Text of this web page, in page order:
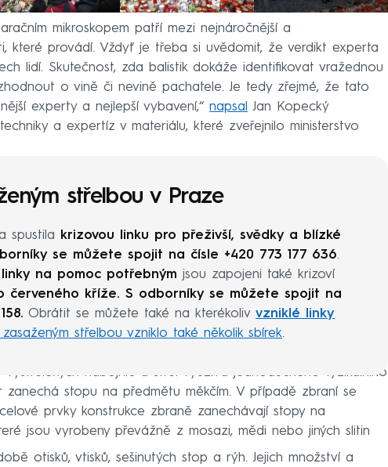
mikroskopem patří mezi nejnáročnější a
které provádí. Vždyť je třeba si uvědomit, že verdikt experta
lidí. Skutečnost, zda balistik dokáže identifikovat vražednou
o vině či nevině pachatele. Je tedy zřejmé, že tato
experty a nejlepší vybavení,“ napsal Jan Kopecký
a expertíz v materiálu, které zveřejnilo ministerstvo
střelbou v Praze
spustila
krizovou linku pro přeživší, svědky a blízké
se můžete spojit na čísle +420 773 177 636.
na pomoc potřebným jsou zapojeni také krizoví
červeného kříže. S odborníky se můžete spojit na
Obrátit se můžete také na kterékoliv vzniklé linky
střelbou vzniklo také několik sbírek.
vystřelených nábojnic a střel využívá jednoduchého fyzikálního
zanechá stopu na předmětu měkčím. V případě zbraní se
prvky konstrukce zbraně zanechávají stopy na
jsou vyrobeny převážně z mosazi, mědi nebo jiných slitin
otisků, vtisků, sešinutých stop a rýh. Jejich množství a